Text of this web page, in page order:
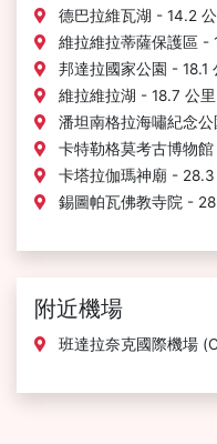
德巴拉維瓦湖 - 14.2
維拉維拉蒂薩保護區 -
邦達拉國家公園 - 18.1
維拉維拉湖 - 18.7 公里
潘坦南格拉海嘯紀念
卡特勒格莫考古博物
卡塔拉伽瑪神廟 - 28.3
錫圖帕瓦佛教寺院 -
附近機場
班達拉奈克國際機場